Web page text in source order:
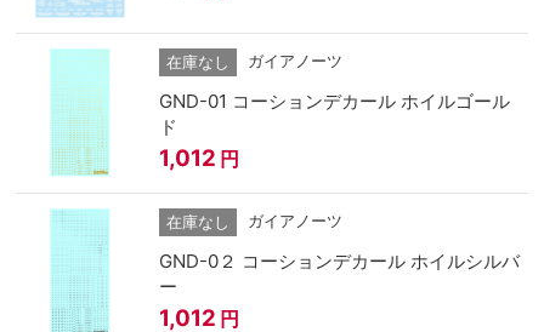
在庫なし ガイアノーツ
GND-01 コーションデカール ホイルゴール
ド
1,012 円
在庫なし ガイアノーツ
GND-0２ コーションデカール ホイルシルバ
ー
1,012 円